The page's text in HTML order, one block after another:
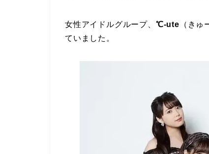
女性アイドルグループ、 ℃-ute （き
ていました。